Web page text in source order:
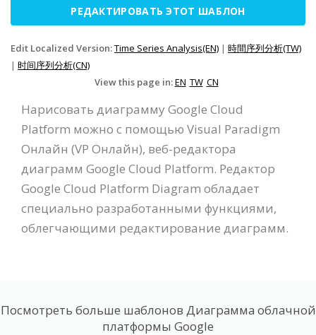
РЕДАКТИРОВАТЬ ЭТОТ ШАБЛОН
Edit Localized Version:Time Series Analysis(EN) | 時間序列分析(TW)
| 时间序列分析(CN)
View this page in:EN TW CN
Нарисовать диаграмму Google Cloud
Platform можно с помощью Visual Paradigm
Онлайн (VP Онлайн), веб-редактора
диаграмм Google Cloud Platform. Редактор
Google Cloud Platform Diagram обладает
специально разработанными функциями,
облегчающими редактирование диаграмм.
Посмотреть больше шаблонов Диаграмма облачной
платформы Google